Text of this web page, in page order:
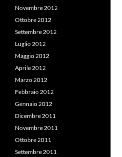
Novembre 2012
Ottobre 2012
Settembre 2012
Luglio 2012
Maggio 2012
Aprile 2012
Marzo 2012
Febbraio 2012
Gennaio 2012
Dicembre 2011
Novembre 2011
Ottobre 2011
Settembre 2011